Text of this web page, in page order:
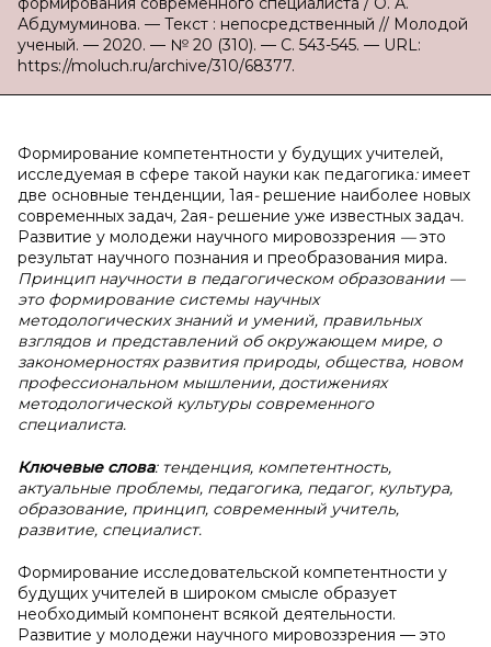
Абдумуминова. — Текст : непосредственный // Молодой
ученый. — 2020. — № 20 (310). — С. 543-545. — URL:
https://moluch.ru/archive/310/68377.
Формирование компетентности у будущих учителей,
исследуемая в сфере такой науки как педагогика:имеет
две основные тенденции, 1ая-решение наиболее новых
современных задач, 2ая-решение уже известных задач.
Развитие у молодежи научного мировоззрения —это
результат научного познания и преобразования мира.
Принцип научности в педагогическом образовании —
это формирование системы научных
методологических знаний и умений, правильных
взглядов и представлений об окружающем мире, о
закономерностях развития природы, общества, новом
профессиональном мышлении, достижениях
методологической культуры современного
специалиста.
Ключевые слова: тенденция, компетентность,
актуальные проблемы, педагогика, педагог, культура,
образование, принцип, современный учитель,
развитие, специалист.
Формирование исследовательской компетентности у
будущих учителей в широком смысле образует
необходимый компонент всякой деятельности.
Развитие у молодежи научного мировоззрения — это